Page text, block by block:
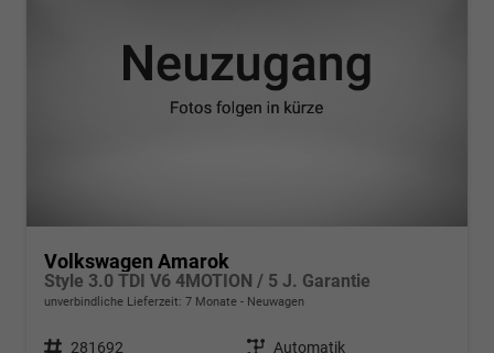
Volkswagen Amarok
Style 3.0 TDI V6 4MOTION / 5 J. Garantie
unverbindliche Lieferzeit: 7 Monate Neuwagen
Fahrzeugnr. 281692 Getriebe Automatik